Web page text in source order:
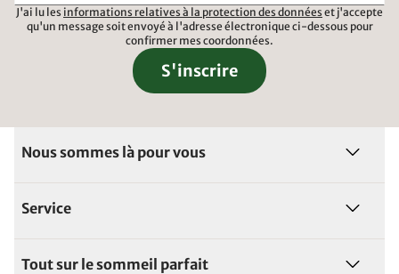
J'ai lu les informations relatives à la protection des données et j'accepte
qu'un message soit envoyé à l'adresse électronique ci-dessous pour
confirmer mes coordonnées.
S'inscrire
Nous sommes là pour vous
Service
Tout sur le sommeil parfait